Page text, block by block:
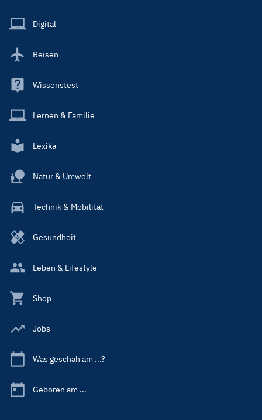
Main
Digital
Reisen
Wissenstest
Lernen & Familie
Lexika
Natur & Umwelt
Technik & Mobilität
Gesundheit
Leben & Lifestyle
Shop
Jobs
Was geschah am ...?
Geboren am ...